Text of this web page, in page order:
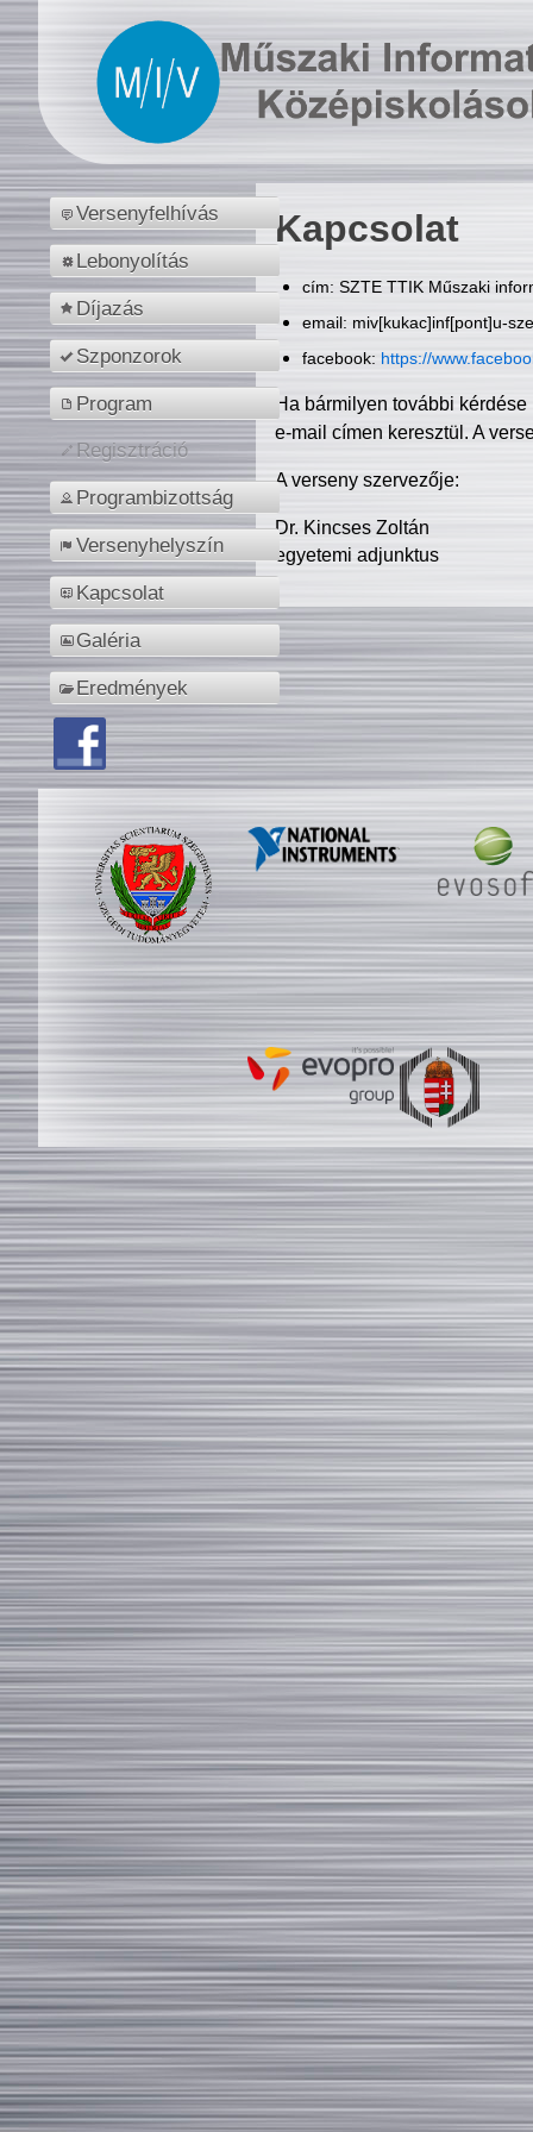
Versenyfelhívás
Lebonyolítás
Díjazás
Szponzorok
Program
Regisztráció
Programbizottság
Versenyhelyszín
Kapcsolat
Galéria
Eredmények
Kapcsolat
cím: SZTE TTIK Műszaki
email: miv[kukac]inf[pont]u-
facebook: https://
Ha bármilyen további
e-mail címen keresztül. A
A verseny szervezője:
Dr. Kincses Zoltán
egyetemi adjunktus